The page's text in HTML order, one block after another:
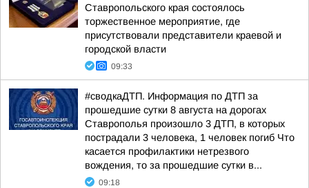
Ставропольского края состоялось
торжественное мероприятие, где
присутствовали представители краевой и
городской власти
09:33
#сводкаДТП. Информация по ДТП за
прошедшие сутки 8 августа на дорогах
Ставрополья произошло 3 ДТП, в которых
пострадали 3 человека, 1 человек погиб Что
касается профилактики нетрезвого
вождения, то за прошедшие сутки в...
09:18